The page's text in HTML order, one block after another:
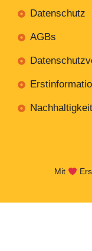
Datenschutz
AGBs
Mit